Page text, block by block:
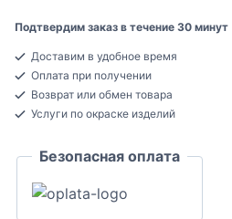
Decor
NOBLESSE
Карниз
потолочный
64x141x2000
Подтвердим заказ в течение 30 минут
Доставим в удобное время
Оплата при получении
Возврат или обмен товара
Услуги по окраске изделий
Безопасная оплата